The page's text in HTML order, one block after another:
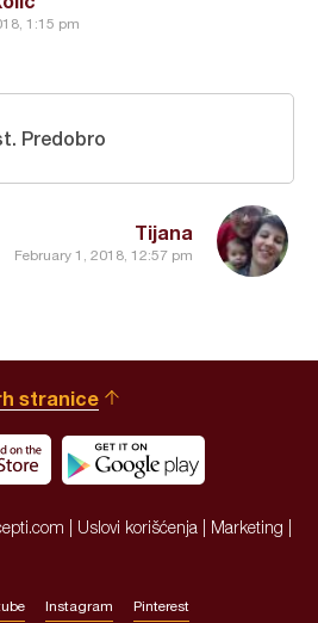
1:15 pm
Tijana
February 1, 2018, 12:57 pm
Predobro
stranice
| Uslovi korišćenja Marketing
Instagram Pinterest